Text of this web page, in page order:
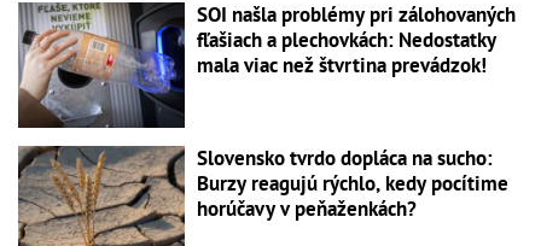
SOI našla problémy pri zálohovaných
fľašiach a plechovkách: Nedostatky
mala viac než štvrtina prevádzok!
Slovensko tvrdo dopláca na sucho:
Burzy reagujú rýchlo, kedy pocítime
horúčavy v peňaženkách?